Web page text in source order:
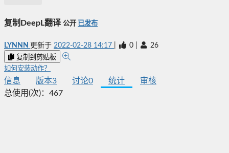
复制DeepL翻译 公开 已发布
LYNNN 更新于 2022-02-28 14:17 0 26
复制到剪贴板
如何安装动作？
信息 版本3 讨论0 统计
审核
总使用(次)： 467